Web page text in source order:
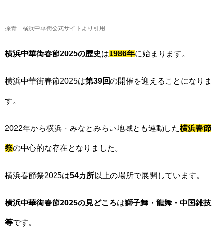
採青 横浜中華街公式サイトより引用
横浜中華街春節2025の歴史は1986年に始まります。
横浜中華街春節2025は第39回の開催を迎えることになりま
す。
2022年から横浜・みなとみらい地域とも連動した横浜春節
祭の中心的な存在となりました。
横浜春節祭2025は54カ所 以上の場所で展開しています。
横浜中華街春節2025の見どころは獅子舞・龍舞・中国雑技
等です。